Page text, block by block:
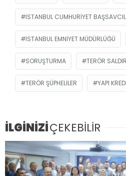
İSTANBUL CUMHURIYET
İSTANBUL EMNIYET MÜDÜRLÜĞÜ
SORUŞTURMA TERÖR
TERÖR ŞÜPHELILER YAPI
İLGİNİZİÇEKEBİLİR